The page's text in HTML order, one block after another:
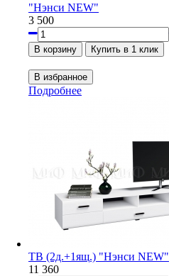
"Нэнси NEW"
3 500
Подробнее
ТВ (2д.+1ящ.) "Нэнси NEW"
11 360